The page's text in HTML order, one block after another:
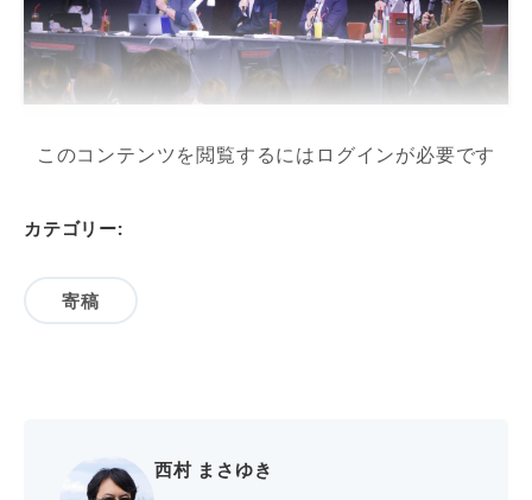
このコンテンツを閲覧するにはログインが必要です
カテゴリー:
寄稿
西村 まさゆき